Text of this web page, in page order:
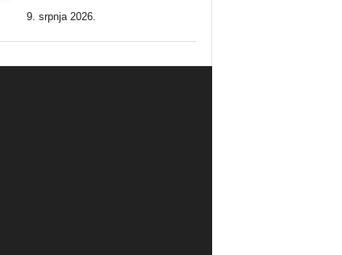
9. srpnja 2026.